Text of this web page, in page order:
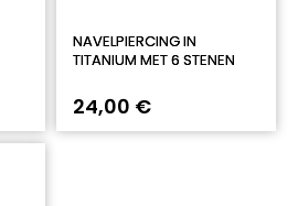
NAVELPIERCING IN
TITANIUM MET 6 STENEN
24,00 €